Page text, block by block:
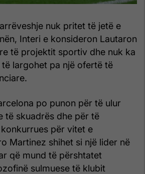
nuk pritet të jetë e
Interi e konsideron Lautaron
të projektit sportiv dhe nuk ka
largohet pa një ofertë të
po punon për të ulur
të skuadrës dhe për të
për vitet e
Martinez shihet si një lider në
që mund të përshtatet
sulmuese të klubit